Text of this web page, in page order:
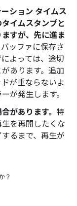
ション タイムス
イムスタンプと
すが、先に進ま
バッファに保存さ
よっては、途切
あります。追加
が重ならないよ
が発生します。
があります。 特
を再開したくな
るまで、再生が
？